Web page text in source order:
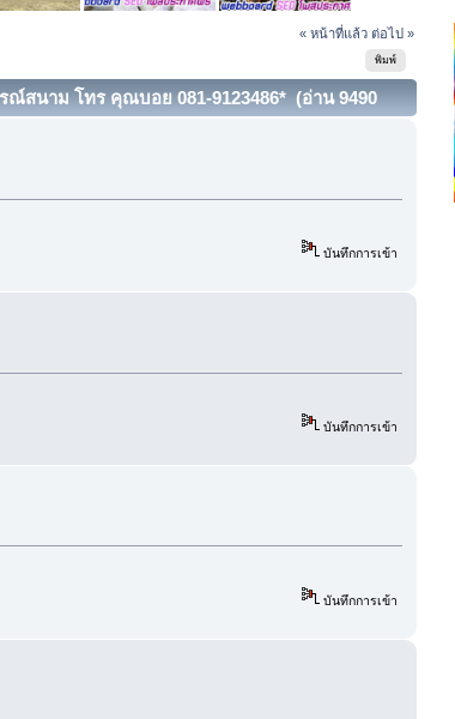
« หน้าที่แล้ว ต่อไป »
พิมพ์
ณ์สนาม โทร คุณบอย 081-9123486* (อ่าน 9490
บันทึกการเข้า
บันทึกการเข้า
บันทึกการเข้า